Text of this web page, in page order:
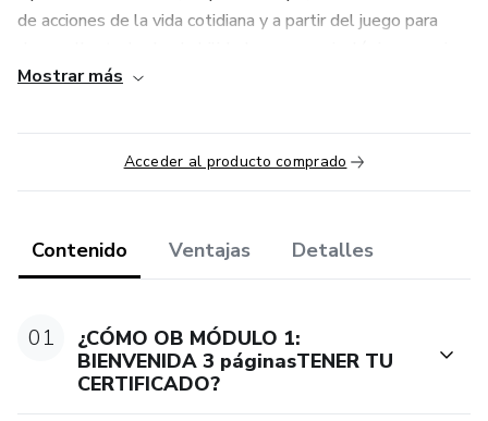
de acciones de la vida cotidiana y a partir del juego para
que se requieren para tener éxito en la consolidación del
Conocerás la importancia de desarrollar procesos de
lectura y escritura en tus hijos.
Conocerás el método adecuado para enseñar a leer y
escribir a tu hijo.
Sabrás desde qué edad y cómo iniciar el proceso de lectura
y escritura de tu hijo.
Descubrirás, a través de principios de neuroeducación, cómo
Mostrar más
Acceder al producto comprado
Contenido Ventajas Detalles
01
¿CÓMO OB MÓDULO 1:
BIENVENIDA 3 páginasTENER TU
CERTIFICADO?